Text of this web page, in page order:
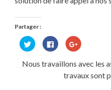
Partager :
Cliquez
pour
partager
Twitter(ouvre
Cliquez
pour
partager
sur
Facebook(ouvre
dans
une
Cliquez
pour
Google+
dans
Nous travaillons avec les
travaux sont